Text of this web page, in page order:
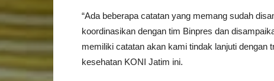
“Ada beberapa catatan yang memang sudah
koordinasikan dengan tim Binpres dan
memiliki catatan akan kami tindak lanjuti dengan
kesehatan KONI Jatim ini.